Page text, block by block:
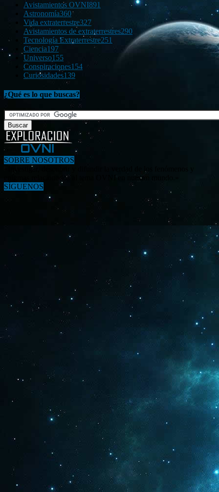
Avistamientos OVNI891
Astronomía360
Vida extraterrestre327
Avistamientos de extraterrestres290
Tecnología Extraterrestre251
Ciencia197
Universo155
Conspiraciones154
Curiosidades139
¿Qué es lo que buscas?
SOBRE NOSOTROS
«Investigar, descubrir y difundir la verdad de los fenómenos y
enigmas relacionados al tema OVNI en nuestro mundo.»
SÍGUENOS